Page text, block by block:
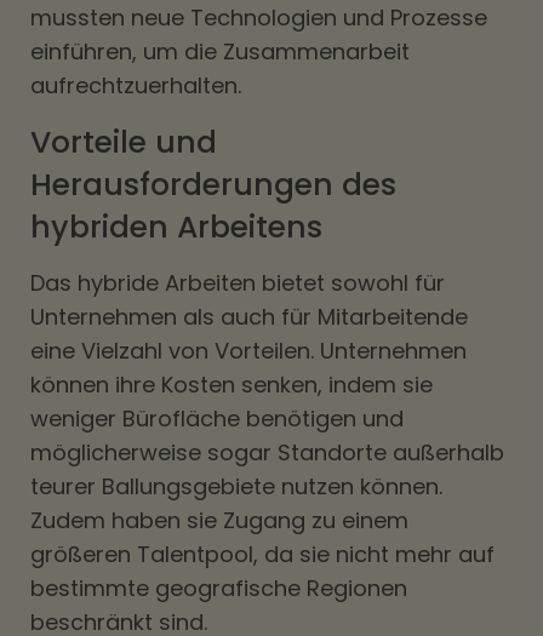
mussten neue Technologien und Prozesse
einführen, um die Zusammenarbeit
aufrechtzuerhalten.
Vorteile und
Herausforderungen des
hybriden Arbeitens
Das hybride Arbeiten bietet sowohl für
Unternehmen als auch für Mitarbeitende
eine Vielzahl von Vorteilen. Unternehmen
können ihre Kosten senken, indem sie
weniger Bürofläche benötigen und
möglicherweise sogar Standorte außerhalb
teurer Ballungsgebiete nutzen können.
Zudem haben sie Zugang zu einem
größeren Talentpool, da sie nicht mehr auf
bestimmte geografische Regionen
beschränkt sind.